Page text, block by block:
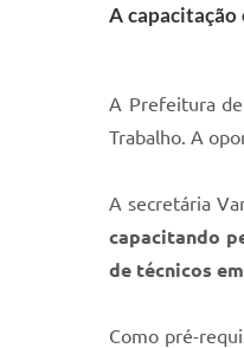
A capacitação
A Prefeitura de
Trabalho. A
A secretária
capacitando
de técnicos
Como pré-